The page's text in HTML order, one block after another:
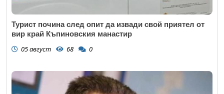
Турист почина след опит да извади свой приятел от
вир край Къпиновския манастир
05 август 68 0